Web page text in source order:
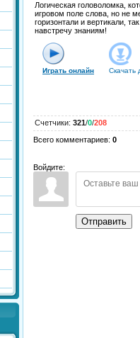
Логическая головоломка,
игровом поле слова, но не
горизонтали и вертикали,
навстречу знаниям!
Играть онлайн Скачать
Счетчики: 321/0/208
Всего комментариев: 0
Войдите:
Отправить